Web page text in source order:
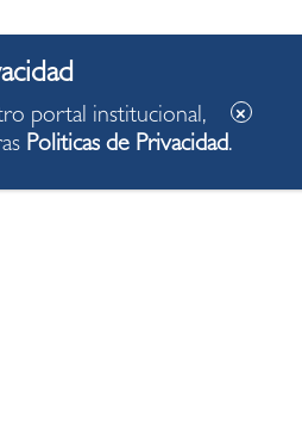
portal institucional,
Politicas de Privacidad.